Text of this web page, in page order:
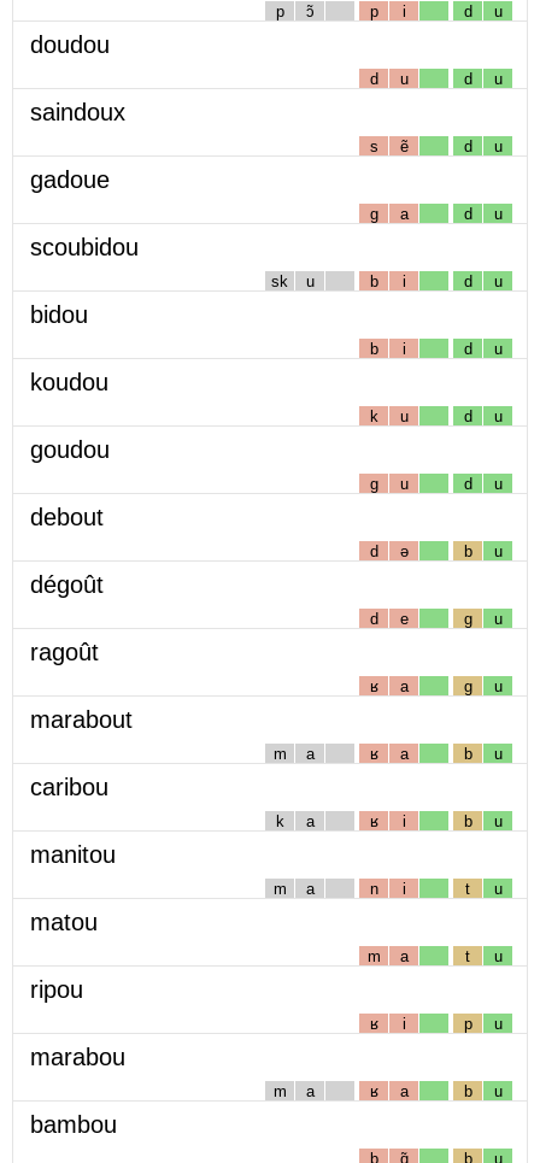
p ɔ̃ p i d u
doudou
d u d u
saindoux
s ẽ d u
gadoue
g a d u
scoubidou
sk u b i d u
bidou
b i d u
koudou
k u d u
goudou
g u d u
debout
d ə b u
dégoût
d e g u
ragoût
ʁ a g u
marabout
m a ʁ a b u
caribou
k a ʁ i b u
manitou
m a n i t u
matou
m a t u
ripou
ʁ i p u
marabou
m a ʁ a b u
bambou
b ɑ̃ b u